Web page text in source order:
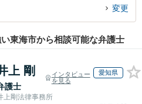
です。
変更
東海市から相談可能な弁護士
上 剛
護士
インタビュー
を見る
愛知県
上剛法律事務所